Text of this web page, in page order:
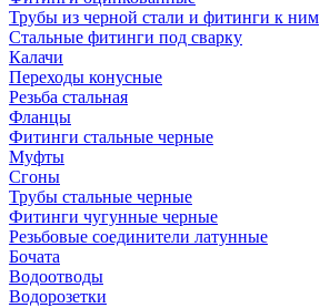
Трубы из черной стали и фитинги к ним
Стальные фитинги под сварку
Калачи
Переходы конусные
Резьба стальная
Фланцы
Фитинги стальные черные
Муфты
Сгоны
Трубы стальные черные
Фитинги чугунные черные
Резьбовые соединители латунные
Бочата
Водоотводы
Водорозетки